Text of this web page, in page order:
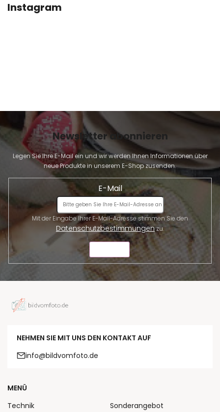
Instagram
Newsletter abonnieren
Legen Sie Ihre E-Mail ein und wir werden Ihnen Informationen über
neue Produkte in unserem E-Shop zusenden.
E-Mail
Datenschutzbestimmungenzu.
NEHMEN SIE MIT UNS DEN KONTAKT AUF
info@bildvomfoto.de
MENÜ
Technik
Sonderangebot